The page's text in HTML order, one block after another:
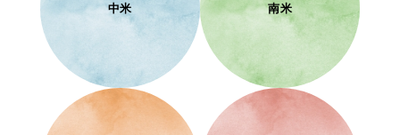
中米 南米